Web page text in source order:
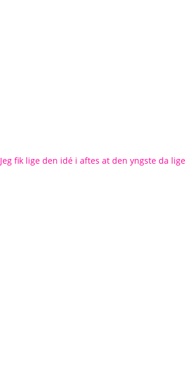
Jeg fik lige den idé i aftes at den yngste da lige